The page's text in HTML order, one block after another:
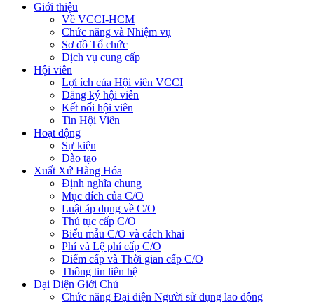
Giới thiệu
Về VCCI-HCM
Chức năng và Nhiệm vụ
Sơ đồ Tổ chức
Dịch vụ cung cấp
Hội viên
Lợi ích của Hội viên VCCI
Đăng ký hội viên
Kết nối hội viên
Tin Hội Viên
Hoạt động
Sự kiện
Đào tạo
Xuất Xứ Hàng Hóa
Định nghĩa chung
Mục đích của C/O
Luật áp dụng về C/O
Thủ tục cấp C/O
Biểu mẫu C/O và cách khai
Phí và Lệ phí cấp C/O
Điểm cấp và Thời gian cấp C/O
Thông tin liên hệ
Đại Diện Giới Chủ
Chức năng Đại diện Người sử dụng lao động